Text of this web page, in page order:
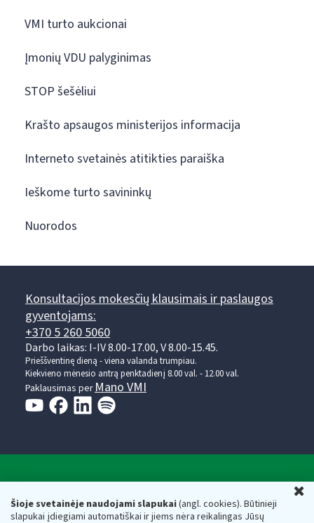
Šioje svetainėje naudojami slapukai(angl. cookies). Būtinieji
slapukai įdiegiami automatiškai ir jiems nėra reikalingas Jūsų
VMI turto aukcionai
Įmonių VDU palyginimas
STOP šešėliui
Krašto apsaugos ministerijos informacija
Interneto svetainės atitikties paraiška
Ieškome turto savininkų
Nuorodos
Konsultacijos mokesčių klausimais ir paslaugos
gyventojams:
+370 5 260 5060
Darbo laikas: I-IV 8.00-17.00, V 8.00-15.45.
Prieššventinę dieną - viena valanda trumpiau.
Kiekvieno mėnesio antrą penktadienį 8.00 val. - 12.00 val.
Paklausimas per Mano VMI
Respublikos finansų ministerijos